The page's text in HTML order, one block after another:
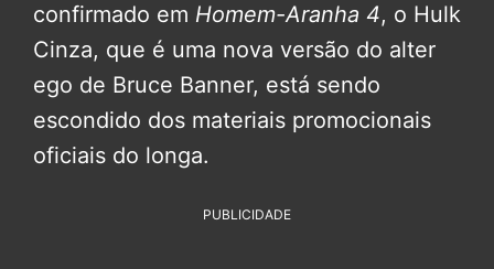
confirmado em Homem-Aranha 4, o Hulk
Cinza, que é uma nova versão do alter
ego de Bruce Banner, está sendo
escondido dos materiais promocionais
oficiais do longa.
PUBLICIDADE